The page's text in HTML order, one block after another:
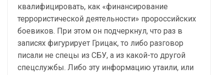
квалифицировать, как «финансирование
террористической деятельности» пророссийских
боевиков. При этом он подчеркнул, что раз в
записях фигурирует Грицак, то либо разговор
писали не спецы из СБУ, а из какой-то другой
спецслужбы. Либо эту информацию утаили, или